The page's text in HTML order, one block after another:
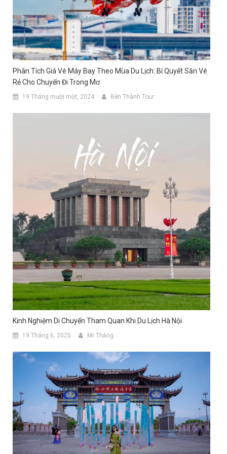
Phân Tích Giá Vé Máy Bay Theo Mùa Du Lịch: Bí Quyết Săn Vé
Rẻ Cho Chuyến Đi Trong Mơ
19 Tháng mười một, 2024 Bến Thành Tour
Kinh Nghiệm Di Chuyển Tham Quan Khi Du Lịch Hà Nội
19 Tháng 6, 2025 Mr Thắng